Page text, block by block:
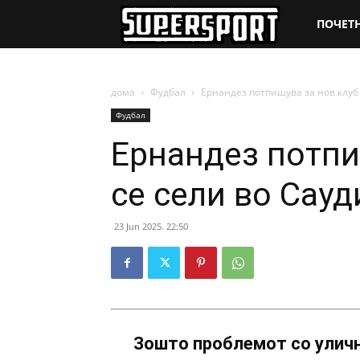
дома Фудбал Ернандез потпишува за нов
Фудбал
Ернандез
се сели во
23 Jun 2025. 22:50
Зошто проблемот со